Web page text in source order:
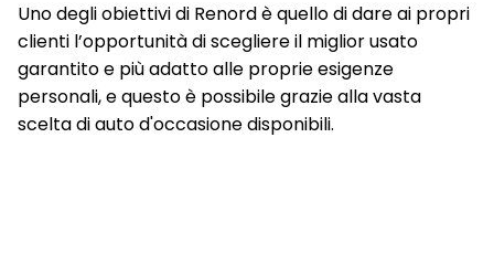
Uno degli obiettivi di Renord è quello di dare ai propri
clienti l’opportunità di scegliere il miglior usato
garantito e più adatto alle proprie esigenze
personali, e questo è possibile grazie alla vasta
scelta di auto d'occasione disponibili.